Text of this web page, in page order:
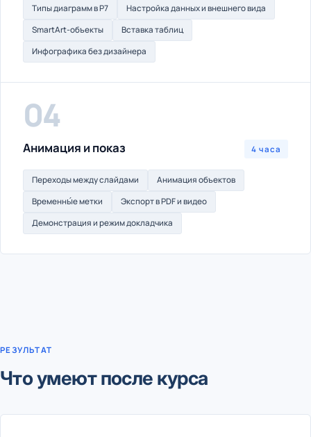
Типы диаграмм в Р7
Настройка данных и внешнего вида
SmartArt-объекты
Вставка таблиц
Инфографика без дизайнера
04
Анимация и показ 4 часа
Переходы между слайдами
Анимация объектов
Временны́е метки
Экспорт в PDF и видео
Демонстрация и режим докладчика
РЕЗУЛЬТАТ
Что умеют после курса